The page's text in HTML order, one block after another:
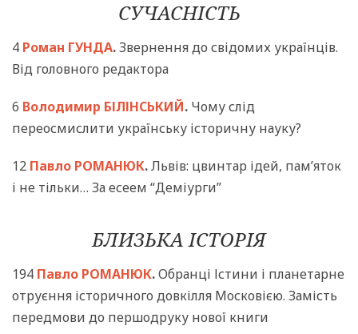
СУЧАСНІСТЬ
4 Роман ГУНДА.Звернення до свідомих українців.
Від головного редактора
6 Володимир БІЛІНСЬКИЙ. Чому слід
переосмислити українську історичну науку?
12 Павло РОМАНЮК.Львів: цвинтар ідей, пам’яток
і не тільки… За есеем “Деміурги”
БЛИЗЬКА ІСТОРІЯ
194 Павло РОМАНЮК.Обранці Істини і планетарне
отруєння історичного довкілля Московією. Замість
передмови до першодруку нової книги